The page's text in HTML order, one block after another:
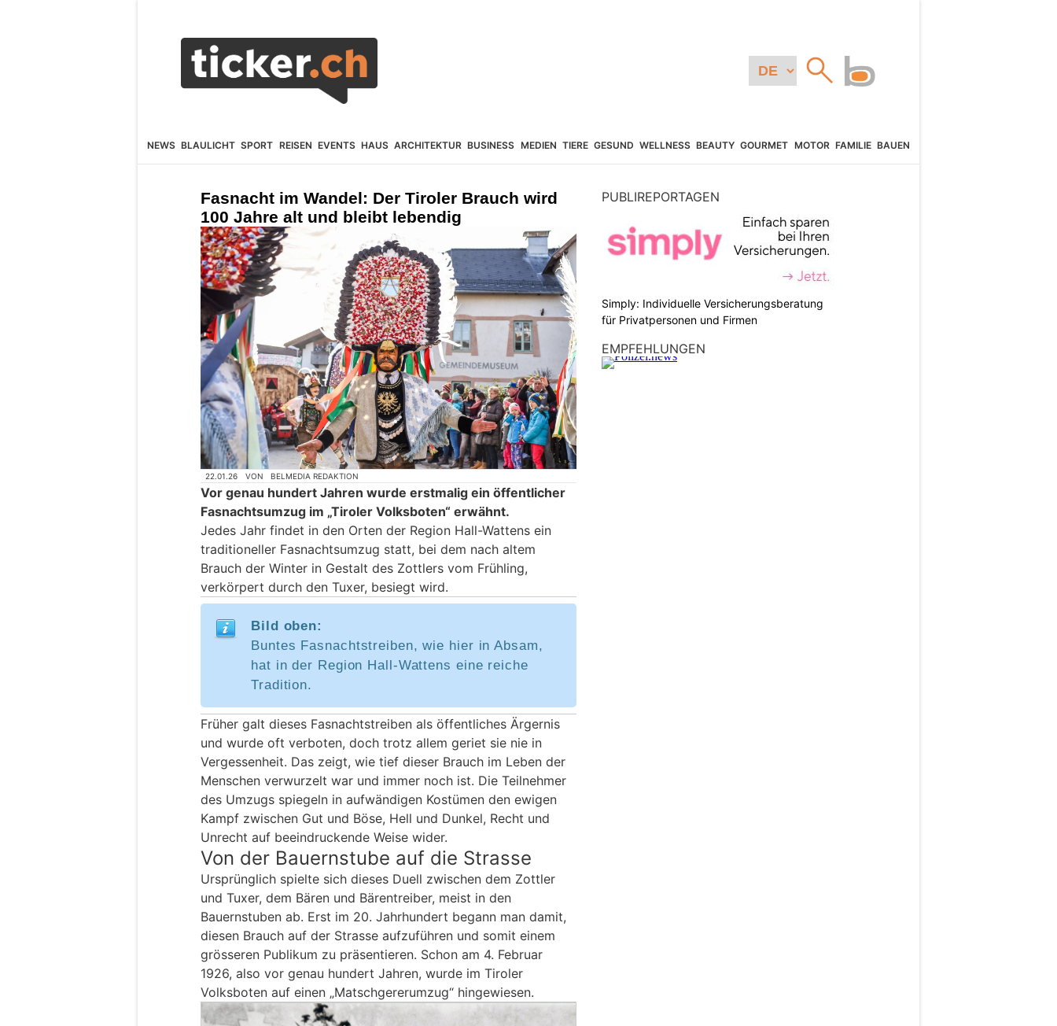
NEWS BLAULICHT SPORT REISEN EVENTS HAUS ARCHITEKTUR BUSINESS MEDIEN TIERE GESUND WELLNESS BEAUTY GOURMET MOTOR FAMILIE BAUEN
Fasnacht im Wandel: Der Tiroler Brauch wird
100 Jahre alt und bleibt lebendig
22.01.26 VON BELMEDIA REDAKTION
Vor genau hundert Jahren wurde erstmalig ein öffentlicher
Fasnachtsumzug im „Tiroler Volksboten“ erwähnt.
Jedes Jahr findet in den Orten der Region Hall-Wattens ein
traditioneller Fasnachtsumzug statt, bei dem nach altem
Brauch der Winter in Gestalt des Zottlers vom Frühling,
verkörpert durch den Tuxer, besiegt wird.
Bild oben:
Buntes Fasnachtstreiben, wie hier in Absam,
hat in der Region Hall-Wattens eine reiche
Tradition.
Früher galt dieses Fasnachtstreiben als öffentliches Ärgernis
und wurde oft verboten, doch trotz allem geriet sie nie in
Vergessenheit. Das zeigt, wie tief dieser Brauch im Leben der
Menschen verwurzelt war und immer noch ist. Die Teilnehmer
des Umzugs spiegeln in aufwändigen Kostümen den ewigen
Kampf zwischen Gut und Böse, Hell und Dunkel, Recht und
Unrecht auf beeindruckende Weise wider.
Von der Bauernstube auf die Strasse
Ursprünglich spielte sich dieses Duell zwischen dem Zottler
und Tuxer, dem Bären und Bärentreiber, meist in den
Bauernstuben ab. Erst im 20. Jahrhundert begann man damit,
diesen Brauch auf der Strasse aufzuführen und somit einem
grösseren Publikum zu präsentieren. Schon am 4. Februar
1926, also vor genau hundert Jahren, wurde im Tiroler
Volksboten auf einen „Matschgererumzug“ hingewiesen.
PUBLIREPORTAGEN
Simply: Individuelle Versicherungsberatung
für Privatpersonen und Firmen
EMPFEHLUNGEN